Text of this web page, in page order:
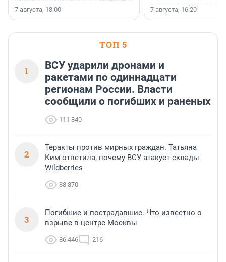
осторожного оптимизма.
7 августа, 18:00
поменялась роль
7 августа, 16:20
ТОП 5
1
ВСУ ударили дронами и
ракетами по одиннадцати
регионам России. Власти
сообщили о погибших и раненых
111 840
2
Теракты против мирных граждан. Татьяна
Ким ответила, почему ВСУ атакует склады
Wildberries
88 870
3
Погибшие и пострадавшие. Что известно о
взрыве в центре Москвы
86 446 216